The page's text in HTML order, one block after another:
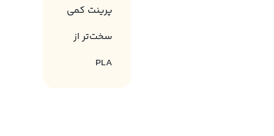
پرینت کمی
سخت‌تر از
PLA